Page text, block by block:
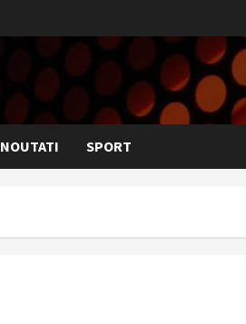
NOUTATI SPORT